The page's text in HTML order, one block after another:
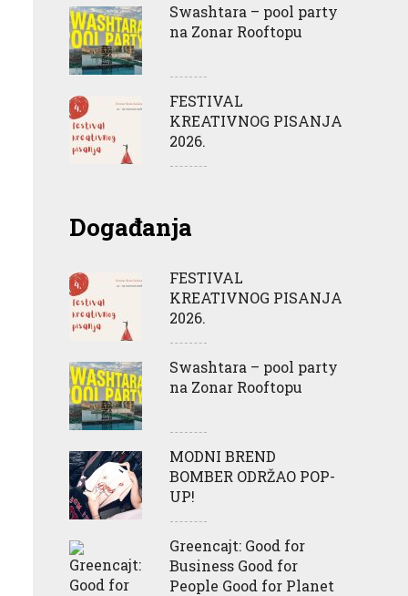
Swashtara – pool party
na Zonar Rooftopu
FESTIVAL
KREATIVNOG PISANJA
2026.
Događanja
FESTIVAL
KREATIVNOG PISANJA
2026.
Swashtara – pool party
na Zonar Rooftopu
MODNI BREND
BOMBER ODRŽAO POP-
UP!
Greencajt: Good for
Business Good for
People Good for Planet